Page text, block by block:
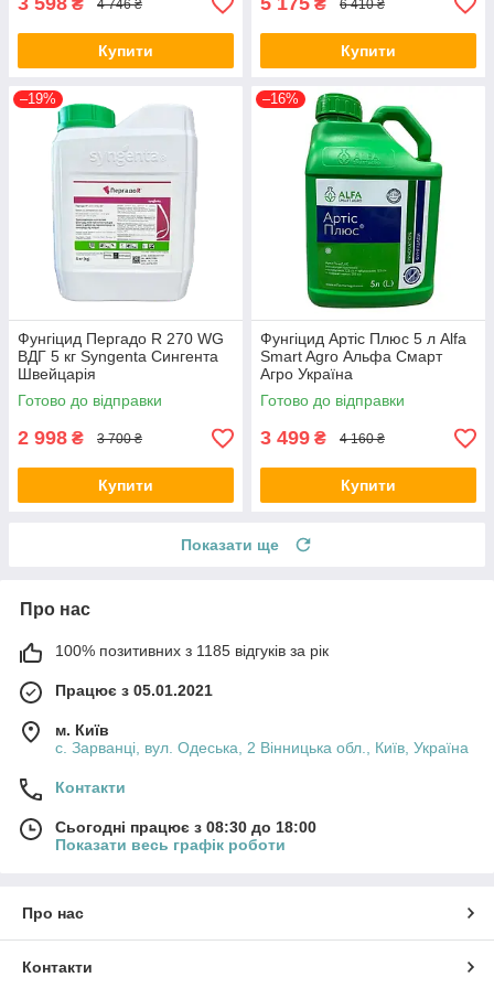
₴ 4 746 ₴
Купити
₴ 6 410 ₴
Купити
–19%
Фунгіцид Пергадо R 270 WG
ВДГ 5 кг Syngenta Сингента
Швейцарія
Готово до відправки
2 998 ₴ 3 700 ₴
Купити
–16%
Фунгіцид Артіс Плюс 5 л Alfa
Smart Agro Альфа Смарт
Агро Україна
Готово до відправки
3 499 ₴ 4 160 ₴
Купити
Показати ще
Про нас
100% позитивних з 1185 відгуків за рік
Працює з 05.01.2021
м. Київ
с. Зарванці, вул. Одеська, 2 Вінницька обл., Київ, Україна
Контакти
Сьогодні працює з 08:30 до 18:00
Показати весь графік роботи
Про нас
Контакти